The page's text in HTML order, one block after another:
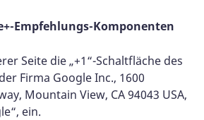
Empfehlungs-Komponenten
Seite die „+1“-Schaltfläche des
Firma Google Inc., 1600
Mountain View, CA 94043 USA,
ein.